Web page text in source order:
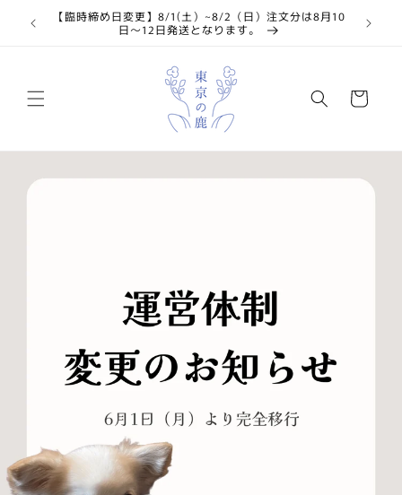
ンツに【臨時締め日変更】8/1(土）~8/2（日）注文分は8月10
日〜12日発送となります。
📢 6/1
ー